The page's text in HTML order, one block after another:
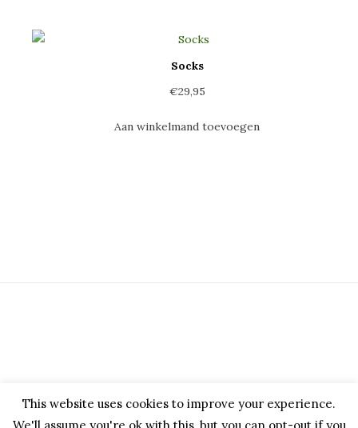
Socks
€29,95
Aan winkelmand toevoegen
This website uses cookies to improve your experience.